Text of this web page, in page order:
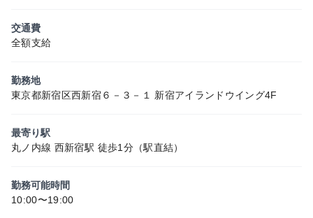
交通費
全額支給
勤務地
東京都新宿区西新宿６－３－１ 新宿アイランドウイング4F
最寄り駅
丸ノ内線 西新宿駅 徒歩1分（駅直結）
勤務可能時間
10:00〜19:00